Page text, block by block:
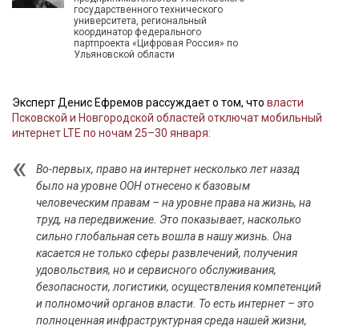
государственного технического
университета, региональный
координатор федерального
партпроекта «Цифровая Россия» по
Ульяновской области
Эксперт Денис Ефремов рассуждает о том, что власти
Псковской и Новгородской областей отключат мобильный
интернет LTE по ночам 25–30 января:
Во-первых, право на интернет несколько лет назад
было на уровне ООН отнесено к базовым
человеческим правам – на уровне права на жизнь, на
труд, на передвижение. Это показывает, насколько
сильно глобальная сеть вошла в нашу жизнь. Она
касается не только сферы развлечений, получения
удовольствия, но и сервисного обслуживания,
безопасности, логистики, осуществления компетенций
и полномочий органов власти. То есть интернет – это
полноценная инфраструктурная среда нашей жизни,